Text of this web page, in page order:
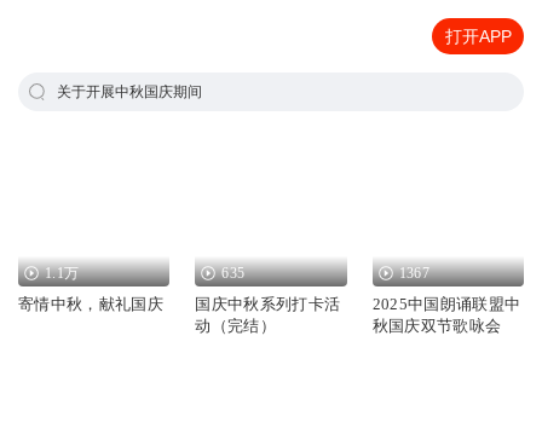
打开APP
关于开展中秋国庆期间
1.1万
寄情中秋，献礼国庆
635
国庆中秋系列打卡活
动（完结）
1367
2025中国朗诵联盟中
秋国庆双节歌咏会